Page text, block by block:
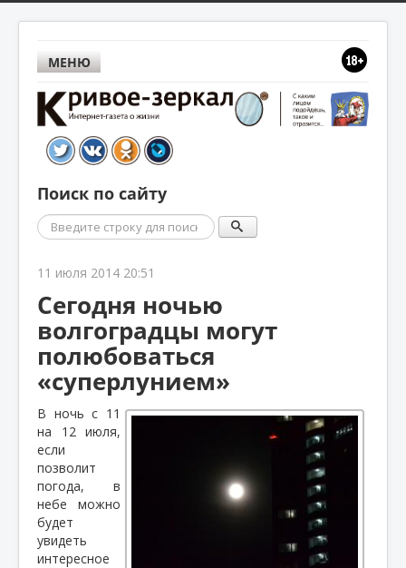
МЕНЮ
Поиск по сайту
Поиск
11 июля 2014 20:51
Сегодня ночью
волгоградцы могут
полюбоваться
«суперлунием»
В ночь с 11
на 12 июля,
если
позволит
погода,
в
небе можно
будет
увидеть
интересное